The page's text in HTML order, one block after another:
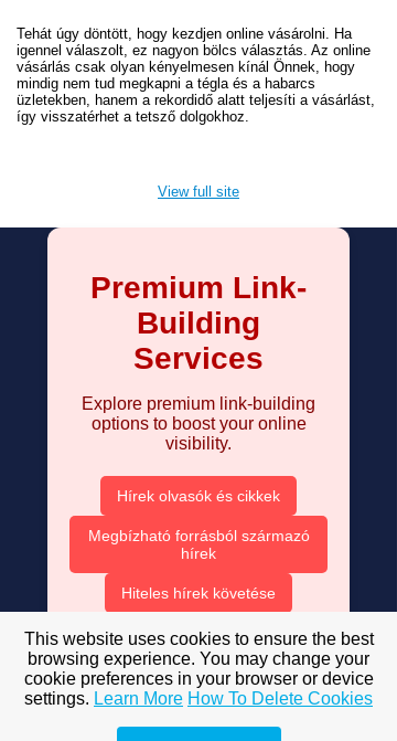
Tehát úgy döntött, hogy kezdjen online vásárolni. Ha
igennel válaszolt, ez nagyon bölcs választás. Az online
vásárlás csak olyan kényelmesen kínál Önnek, hogy
mindig nem tud megkapni a tégla és a habarcs
üzletekben, hanem a rekordidő alatt teljesíti a vásárlást,
így visszatérhet a tetsző dolgokhoz.
View full site
Premium Link-
Building
Services
Explore premium link-building
options to boost your online
visibility.
Hírek olvasók és cikkek
Megbízható forrásból származó
hírek
Hiteles hírek követése
Népszerű témák 2025-ben
Exkluzív hírek online
Hírek és trendek 2025
This website uses cookies to ensure the best
browsing experience. You may change your
cookie preferences in your browser or device
settings. Learn More How To Delete Cookies